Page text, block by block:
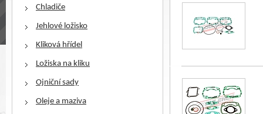
Chladiče
Jehlové ložisko
Kliková hřídel
Ložiska na kliku
Ojniční sady
Oleje a maziva